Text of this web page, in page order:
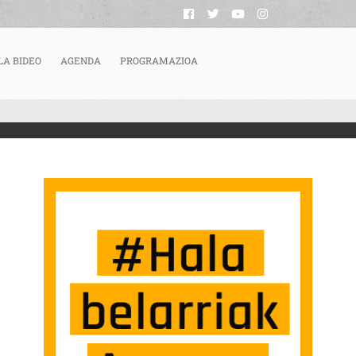
BIDEO AGENDA PROGRAMAZIOA